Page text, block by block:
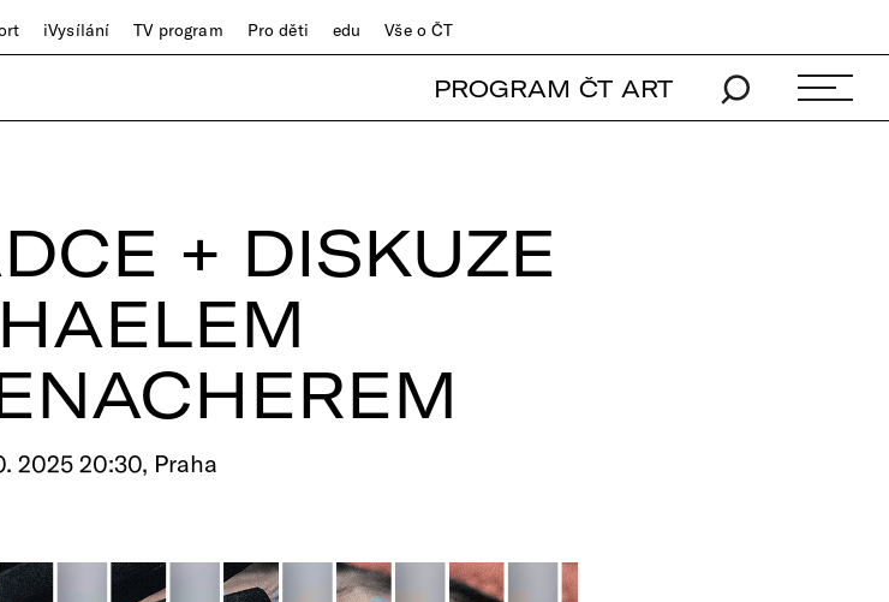
iVysílání TV program Pro děti edu Vše o ČT
PROGRAM ČT ART
+ DISKUZE
2025 20:30, Praha